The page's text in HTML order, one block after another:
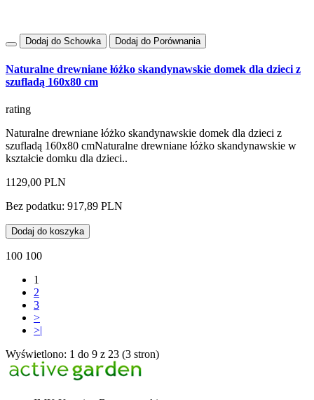
Dodaj do Schowka Dodaj do Porównania
Naturalne drewniane łóżko skandynawskie domek dla dzieci z
szufladą 160x80 cm
rating
Naturalne drewniane łóżko skandynawskie domek dla dzieci z
szufladą 160x80 cmNaturalne drewniane łóżko skandynawskie w
kształcie domku dla dzieci..
1129,00 PLN
Bez podatku: 917,89 PLN
Dodaj do koszyka
100 100
1
2
3
>
>|
Wyświetlono: 1 do 9 z 23 (3 stron)